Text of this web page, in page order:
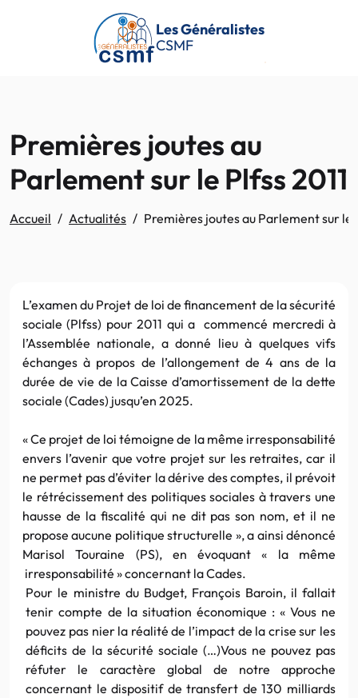
Passer au contenu principal
Les Généralistes
CSMF
Premières joutes au
Parlement sur le Plfss 2011
Accueil Actualités Premières joutes au Parlement sur le
L’examen du Projet de loi de financement de la sécurité
sociale (Plfss) pour 2011 qui a commencé mercredi à
l’Assemblée nationale, a donné lieu à quelques vifs
échanges à propos de l’allongement de 4 ans de la
durée de vie de la Caisse d’amortissement de la dette
sociale (Cades) jusqu’en 2025.
« Ce projet de loi témoigne de la même irresponsabilité
envers l’avenir que votre projet sur les retraites, car il
ne permet pas d’éviter la dérive des comptes, il prévoit
le rétrécissement des politiques sociales à travers une
hausse de la fiscalité qui ne dit pas son nom, et il ne
propose aucune politique structurelle », a ainsi dénoncé
Marisol Touraine (PS), en évoquant « la même
irresponsabilité » concernant la Cades.
Pour le ministre du Budget, François Baroin, il fallait
tenir compte de la situation économique : « Vous ne
pouvez pas nier la réalité de l’impact de la crise sur les
déficits de la sécurité sociale (…)Vous ne pouvez pas
réfuter le caractère global de notre approche
concernant le dispositif de transfert de 130 milliards